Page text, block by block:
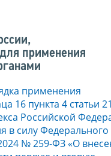
применения
применения
16 пункта 4 статьи
Российской
в силу Федерального
№ 259-ФЗ «О